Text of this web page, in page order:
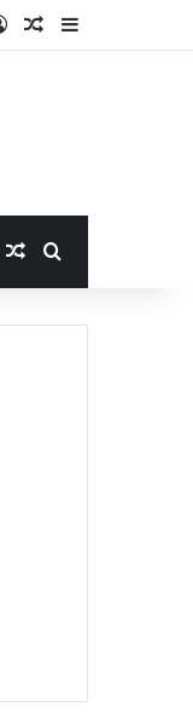
AccesoPublicación al
Barra lateral
Publicación al
Buscar por